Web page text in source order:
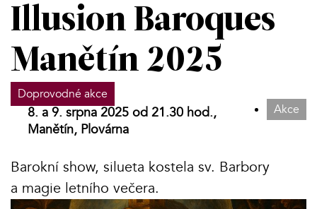
Illusion Baroques
Manětín 2025
Doprovodné akce
Akce
8. a 9. srpna 2025 od 21.30 hod.,
Manětín, Plovárna
Barokní show, silueta kostela sv. Barbory
a magie letního večera.